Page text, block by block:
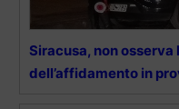
Siracusa, non
dell’affidamento in